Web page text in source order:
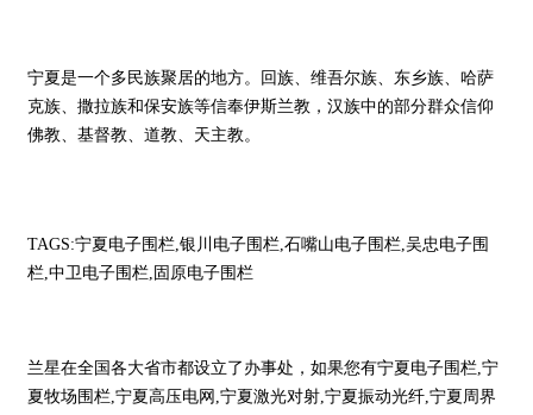
宁夏是一个多民族聚居的地方。回族、维吾尔族、东乡族、哈萨
克族、撒拉族和保安族等信奉伊斯兰教，汉族中的部分群众信仰
佛教、基督教、道教、天主教。
TAGS:宁夏电子围栏,银川电子围栏,石嘴山电子围栏,吴忠电子围
栏,中卫电子围栏,固原电子围栏
兰星在全国各大省市都设立了办事处，如果您有宁夏电子围栏,宁
夏牧场围栏,宁夏高压电网,宁夏激光对射,宁夏振动光纤,宁夏周界